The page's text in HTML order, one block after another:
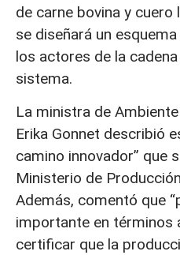
de carne bovina y
se diseñará un
los actores de la
sistema.
La ministra de
Erika Gonnet describió
camino innovador” que
Ministerio de
Además, comentó que
importante en términos
certificar que la